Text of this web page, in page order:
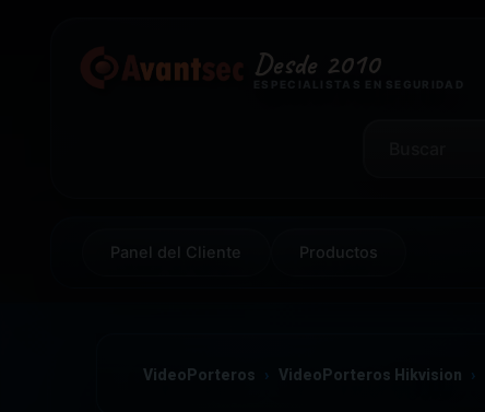
Desde 2010
Panel del Cliente Productos
VideoPorteros VideoPorteros Hikvision